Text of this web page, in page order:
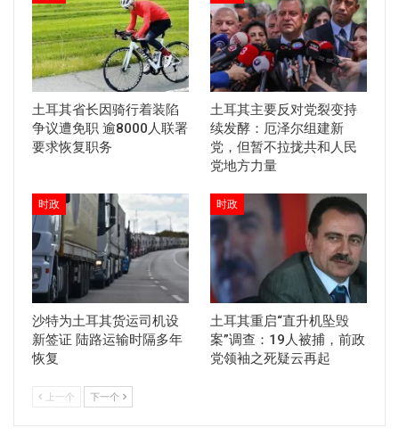
土耳其省长因骑行着装陷
争议遭免职 逾8000人联署
要求恢复职务
土耳其主要反对党裂变持
续发酵：厄泽尔组建新
党，但暂不拉拢共和人民
党地方力量
时政
沙特为土耳其货运司机设
新签证 陆路运输时隔多年
恢复
时政
土耳其重启“直升机坠毁
案”调查：19人被捕，前政
党领袖之死疑云再起
上一个 下一个